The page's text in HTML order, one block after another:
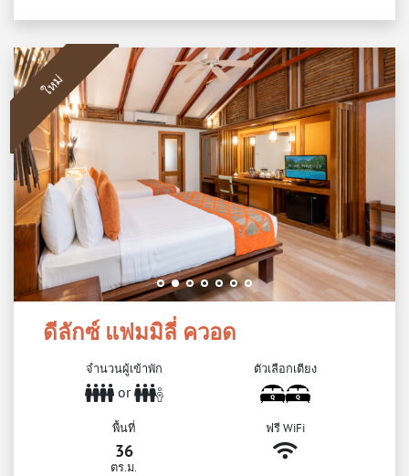
ดีลักซ์ แฟมมิลี่ ควอด
จำนวนผู้เข้าพัก
or
ตัวเลือกเตียง
พื้นที่
36
ตร.ม.
ฟรี WiFi
ใหม่